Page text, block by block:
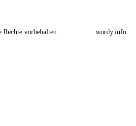
vorbehalten. wordy.info